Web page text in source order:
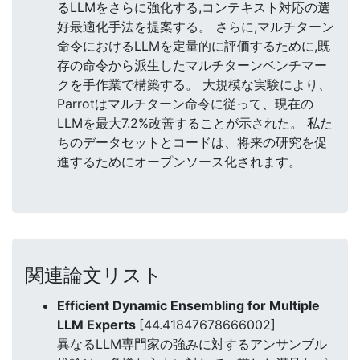
るLLMをさらに強化する,コンテキスト対応の選
好最適化手法を提案する。 さらに,マルチターン
命令におけるLLMを定量的に評価するために,既
存の命令から派生したマルチターンベンチマー
クを手作業で構築する。 大規模な実験により、
Parrotはマルチターン命令に従って、現在の
LLMを最大7.2%改善することが示された。 私た
ちのデータセットとコードは、将来の研究を促
進するためにオープンソース化されます。
関連論文リスト
Efficient Dynamic Ensembling for Multiple
LLM Experts [44.41847678666002]
異なるLLM専門家の強みに対するアンサンブル